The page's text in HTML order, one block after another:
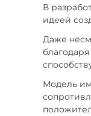
В
идеей
Даже
Модель